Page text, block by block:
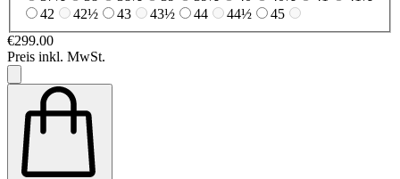
42
42½ 43 43½ 44 44½
45
€299.00
Preis inkl. MwSt.